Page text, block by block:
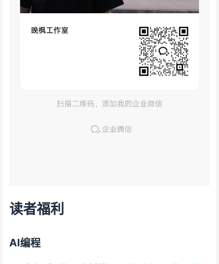
读者福利
AI编程